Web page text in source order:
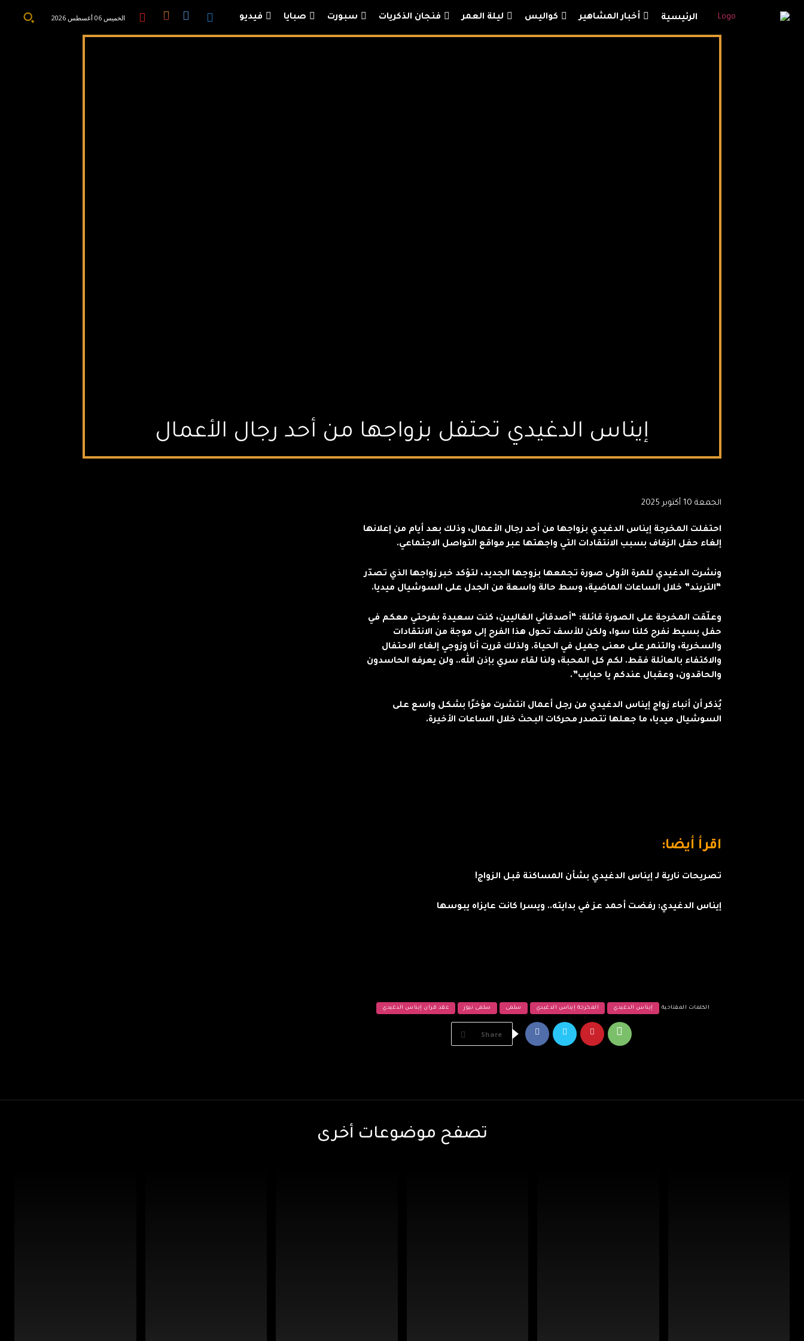
الرئيسية أخبار المشاهير كواليس ليلة العمر فنجان الذكريات سبورت صبايا فيديو الخميس 06 أغسطس 2026
إيناس الدغيدي تحتفل بزواجها من أحد رجال الأعمال
الجمعة 10 أكتوبر 2025
احتفلت المخرجة إيناس الدغيدي بزواجها من أحد رجال الأعمال، وذلك بعد أيام من إعلانها
إلغاء حفل الزفاف بسبب الانتقادات التي واجهتها عبر مواقع التواصل الاجتماعي.
ونشرت الدغيدي للمرة الأولى صورة تجمعها بزوجها الجديد، لتؤكد خبر زواجها الذي تصدّر
“التريند” خلال الساعات الماضية، وسط حالة واسعة من الجدل على السوشيال ميديا.
وعلّقت المخرجة على الصورة قائلة: “أصدقائي الغاليين، كنت سعيدة بفرحتي معكم في
حفل بسيط نفرح كلنا سوا، ولكن للأسف تحول هذا الفرح إلى موجة من الانتقادات
والسخرية، والتنمر على معنى جميل في الحياة. ولذلك قررت أنا وزوجي إلغاء الاحتفال
والاكتفاء بالعائلة فقط. لكم كل المحبة، ولنا لقاء سري بإذن الله.. ولن يعرفه الحاسدون
والحاقدون، وعقبال عندكم يا حبايب”.
يُذكر أن أنباء زواج إيناس الدغيدي من رجل أعمال انتشرت مؤخرًا بشكل واسع على
السوشيال ميديا، ما جعلها تتصدر محركات البحث خلال الساعات الأخيرة.
اقرأ أيضا:
تصريحات نارية لـ إيناس الدغيدي بشأن المساكنة قبل الزواج!
إيناس الدغيدي: رفضت أحمد عز في بدايته.. ويسرا كانت عايزاه يبوسها
الكلمات المفتاحية إيناس الدغيدي المخرجة إيناس الدغيدي سلمى سلمى نيوز عقد قران إيناس الدغيدي
Share
تصفح موضوعات أخرى